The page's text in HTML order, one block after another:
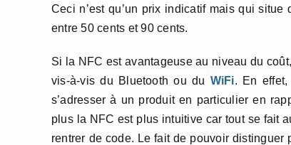
Ceci n’est qu’un prix indicatif mais qui
entre 50 cents et 90 cents.
Si la NFC est avantageuse au niveau du
vis-à-vis du Bluetooth ou du WiFi. En
s’adresser à un produit en particulier en
plus la NFC est plus intuitive car tout se fait
rentrer de code. Le fait de pouvoir distinguer